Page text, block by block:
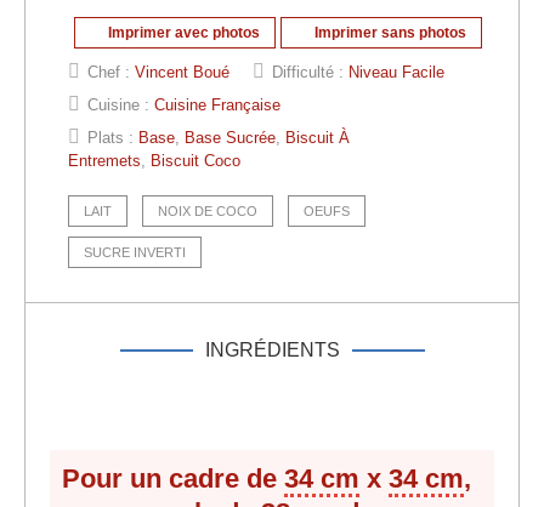
Imprimer avec photos Imprimer sans photos
Chef : Vincent Boué Difficulté : Niveau Facile
Cuisine : Cuisine Française
Plats : Base, Base Sucrée, Biscuit À
Entremets, Biscuit Coco
LAIT NOIX DE COCO OEUFS
SUCRE INVERTI
INGRÉDIENTS
Pour un cadre de 34 cm x 34 cm,